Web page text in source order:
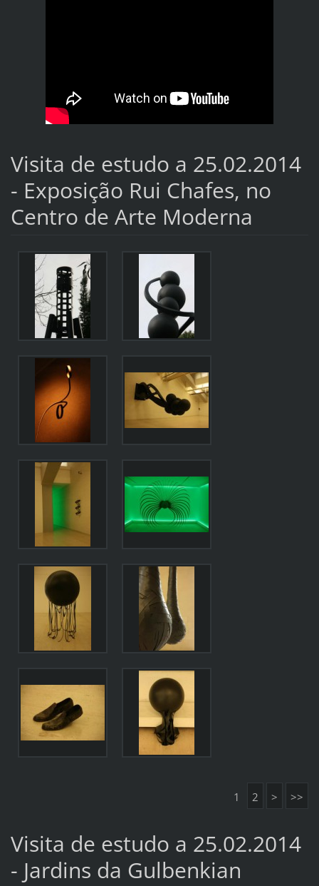
Visita de estudo a 25.02.2014
- Exposição Rui Chafes, no
Centro de Arte Moderna
1 2 > >>
Visita de estudo a 25.02.2014
- Jardins da Gulbenkian